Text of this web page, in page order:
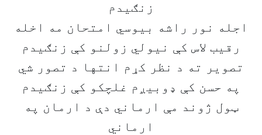
زنګيدم
اجله نور راشه بيوسي امتحان مه اخله
رقيب لاس کې نيولي زولنو کې زنګيدم
تصوير ته د نظر کړم انتها د تصور شي
په حسن کې ډوبيږم غلچکو کې زنګيدم
ټول ژوند مې ارماني دې د ارمان په
ارماني